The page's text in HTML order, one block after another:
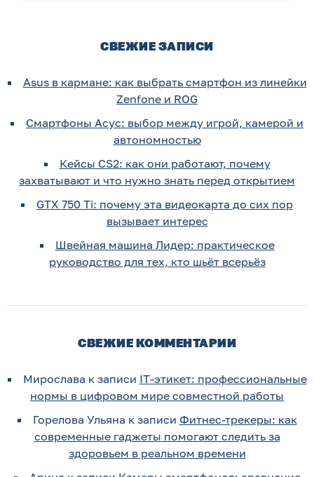
СВЕЖИЕ ЗАПИСИ
Asus в кармане: как выбрать смартфон из линейки
Zenfone и ROG
Смартфоны Асус: выбор между игрой, камерой и
автономностью
Кейсы CS2: как они работают, почему
захватывают и что нужно знать перед открытием
GTX 750 Ti: почему эта видеокарта до сих пор
вызывает интерес
Швейная машина Лидер: практическое
руководство для тех, кто шьёт всерьёз
СВЕЖИЕ КОММЕНТАРИИ
Мирослава к записи IT-этикет: профессиональные
нормы в цифровом мире совместной работы
Горелова Ульяна к записи Фитнес-трекеры: как
современные гаджеты помогают следить за
здоровьем в реальном времени